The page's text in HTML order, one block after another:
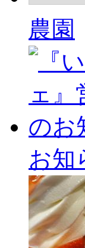
農園
お知